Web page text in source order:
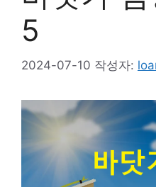
5
2024-07-10 작성자: